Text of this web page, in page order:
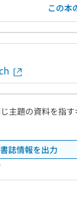
この本
主題の資料を指
書誌情報を出力